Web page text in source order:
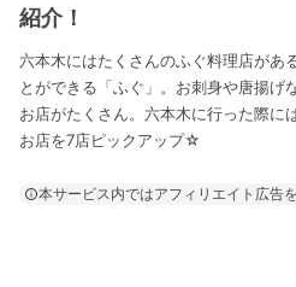
紹介！
六本木にはたくさんのふぐ料理店があ
とができる「ふぐ」。お刺身や唐揚げ
お店がたくさん。六本木に行った際に
お店を7店ピックアップ☆
本サービス内ではアフィリエイト広告